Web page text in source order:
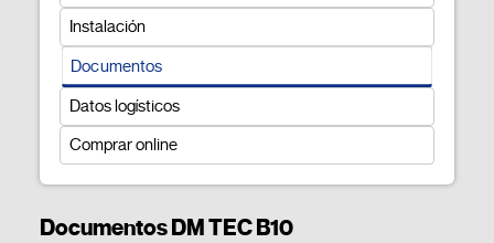
Instalación
Documentos
Datos logísticos
Comprar online
Documentos DM TEC B10